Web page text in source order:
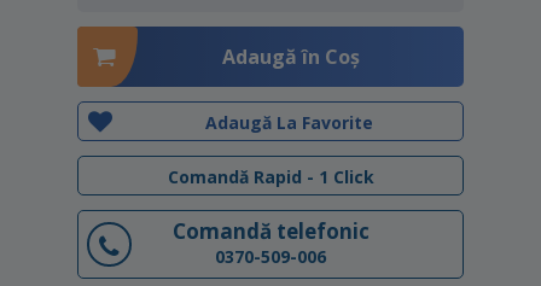
Adaugă în Coş
Adaugă La Favorite
Comandă Rapid - 1 Click
Comandă telefonic
0370-509-006